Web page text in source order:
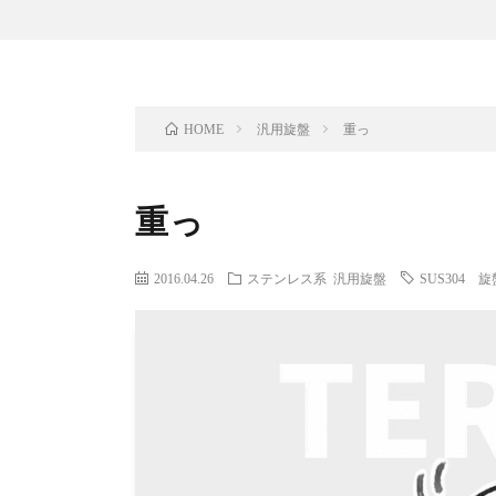
HOME 汎用旋盤 重っ
重っ
2016.04.26 ステンレス系 汎用旋盤 SUS304 旋